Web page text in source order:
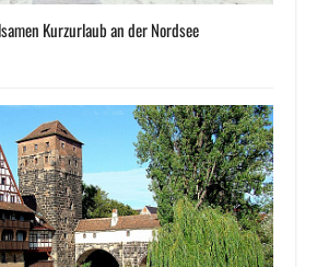
Kurzurlaub an der Nordsee